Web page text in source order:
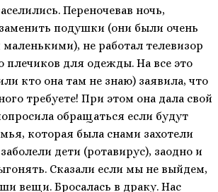
Переночевав ночь,
подушки (они были очень
не работал телевизор
плечиков для одежды. На все это
кто она там не знаю) заявила, что
требуете! При этом она дала свой
обращаться если будут
которая была снами захотели
заболели дети (ротавирус), заодно и
Сказали если мы не выйдем,
вещи. Бросалась в драку. Нас